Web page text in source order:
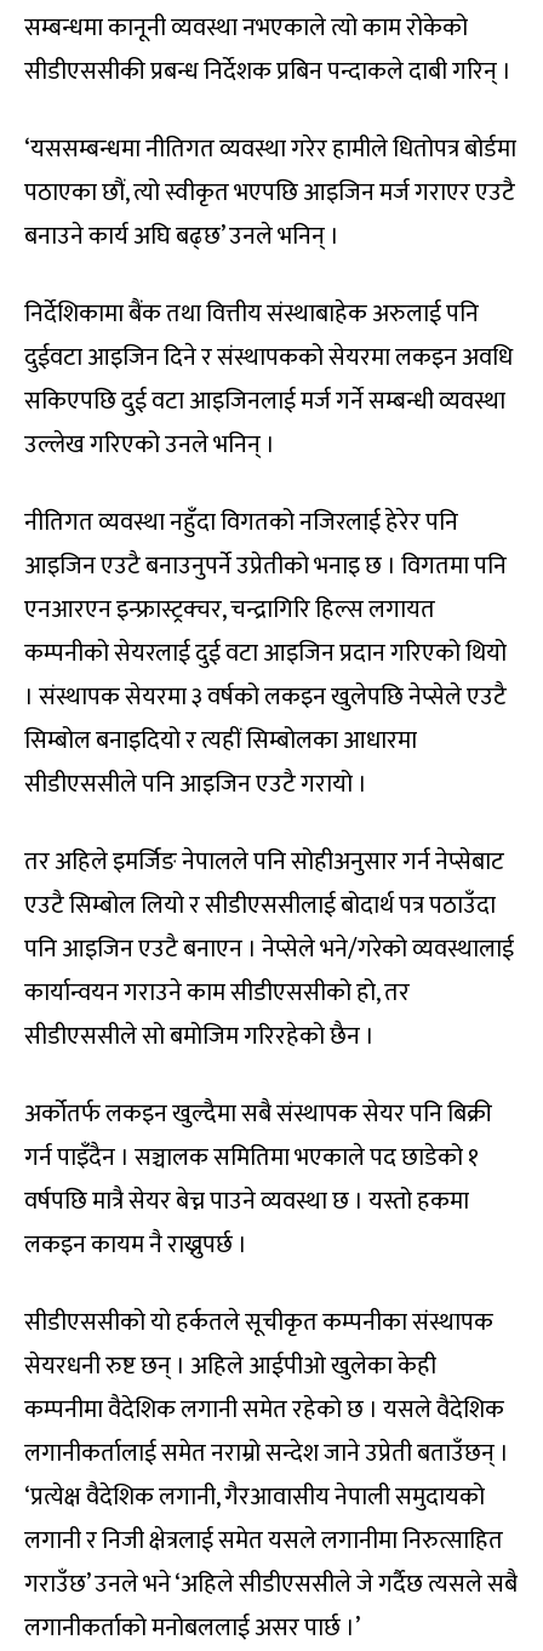
सम्बन्धमा कानूनी व्यवस्था नभएकाले त्यो काम रोकेको
सीडीएससीकी प्रबन्ध निर्देशक प्रबिन पन्दाकले दाबी गरिन् ।
‘यससम्बन्धमा नीतिगत व्यवस्था गरेर हामीले धितोपत्र बोर्डमा
पठाएका छौं, त्यो स्वीकृत भएपछि आइजिन मर्ज गराएर एउटै
बनाउने कार्य अघि बढ्छ’ उनले भनिन् ।
निर्देशिकामा बैंक तथा वित्तीय संस्थाबाहेक अरुलाई पनि
दुईवटा आइजिन दिने र संस्थापकको सेयरमा लकइन अवधि
सकिएपछि दुई वटा आइजिनलाई मर्ज गर्ने सम्बन्धी व्यवस्था
उल्लेख गरिएको उनले भनिन् ।
नीतिगत व्यवस्था नहुँदा विगतको नजिरलाई हेरेर पनि
आइजिन एउटै बनाउनुपर्ने उप्रेतीको भनाइ छ । विगतमा पनि
एनआरएन इन्फ्रास्ट्रक्चर, चन्द्रागिरि हिल्स लगायत
कम्पनीको सेयरलाई दुई वटा आइजिन प्रदान गरिएको थियो
। संस्थापक सेयरमा ३ वर्षको लकइन खुलेपछि नेप्सेले एउटै
सिम्बोल बनाइदियो र त्यहीं सिम्बोलका आधारमा
सीडीएससीले पनि आइजिन एउटै गरायो ।
तर अहिले इमर्जिङ नेपालले पनि सोहीअनुसार गर्न नेप्सेबाट
एउटै सिम्बोल लियो र सीडीएससीलाई बोदार्थ पत्र पठाउँदा
पनि आइजिन एउटै बनाएन । नेप्सेले भने/गरेको व्यवस्थालाई
कार्यान्वयन गराउने काम सीडीएससीको हो, तर
सीडीएससीले सो बमोजिम गरिरहेको छैन ।
अर्कोतर्फ लकइन खुल्दैमा सबै संस्थापक सेयर पनि बिक्री
गर्न पाइँदैन । सञ्चालक समितिमा भएकाले पद छाडेको १
वर्षपछि मात्रै सेयर बेच्न पाउने व्यवस्था छ । यस्तो हकमा
लकइन कायम नै राख्नुपर्छ ।
सीडीएससीको यो हर्कतले सूचीकृत कम्पनीका संस्थापक
सेयरधनी रुष्ट छन् । अहिले आईपीओ खुलेका केही
कम्पनीमा वैदेशिक लगानी समेत रहेको छ । यसले वैदेशिक
लगानीकर्तालाई समेत नराम्रो सन्देश जाने उप्रेती बताउँछन् ।
‘प्रत्येक्ष वैदेशिक लगानी, गैरआवासीय नेपाली समुदायको
लगानी र निजी क्षेत्रलाई समेत यसले लगानीमा निरुत्साहित
गराउँछ’ उनले भने ‘अहिले सीडीएससीले जे गर्दैछ त्यसले सबै
लगानीकर्ताको मनोबललाई असर पार्छ ।’